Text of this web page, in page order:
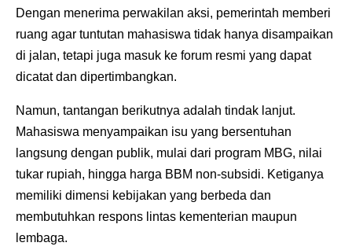
Dengan menerima perwakilan aksi, pemerintah memberi
ruang agar tuntutan mahasiswa tidak hanya disampaikan
di jalan, tetapi juga masuk ke forum resmi yang dapat
dicatat dan dipertimbangkan.
Namun, tantangan berikutnya adalah tindak lanjut.
Mahasiswa menyampaikan isu yang bersentuhan
langsung dengan publik, mulai dari program MBG, nilai
tukar rupiah, hingga harga BBM non-subsidi. Ketiganya
memiliki dimensi kebijakan yang berbeda dan
membutuhkan respons lintas kementerian maupun
lembaga.